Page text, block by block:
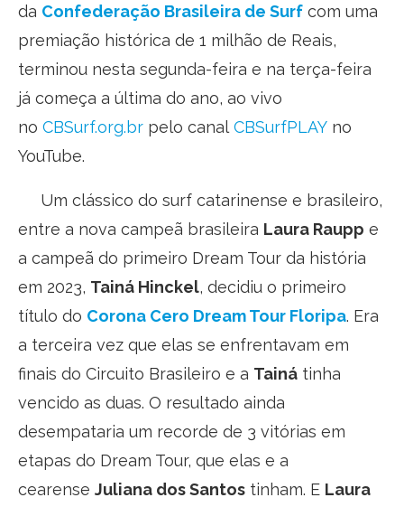
da Confederação Brasileira de Surf com uma
premiação histórica de 1 milhão de Reais,
terminou nesta segunda-feira e na terça-feira
já começa a última do ano, ao vivo
no CBSurf.org.br pelo canal CBSurfPLAY no
YouTube.
Um clássico do surf catarinense e brasileiro,
entre a nova campeã brasileira Laura Raupp e
a campeã do primeiro Dream Tour da história
em 2023, Tainá Hinckel, decidiu o primeiro
título do Corona Cero Dream Tour Floripa. Era
a terceira vez que elas se enfrentavam em
finais do Circuito Brasileiro e a Tainá tinha
vencido as duas. O resultado ainda
desempataria um recorde de 3 vitórias em
etapas do Dream Tour, que elas e a
cearense Juliana dos Santos tinham. E Laura